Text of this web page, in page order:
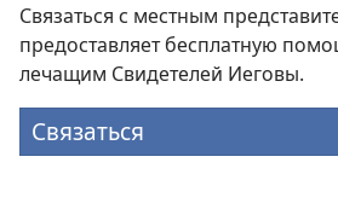
Связаться с местным
предоставляет бесплатную
лечащим Свидетелей Иеговы.
Связаться